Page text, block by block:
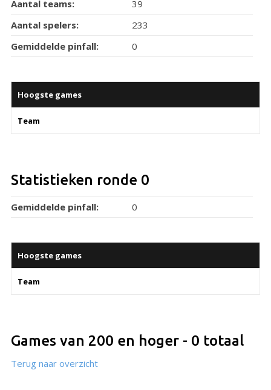
Aantal teams:
39
Aantal spelers:
233
Gemiddelde pinfall:
0
Hoogste games
Team
Statistieken ronde 0
Gemiddelde pinfall: 0
Hoogste games
Team
Games van 200 en hoger - 0 totaal
Terug naar overzicht